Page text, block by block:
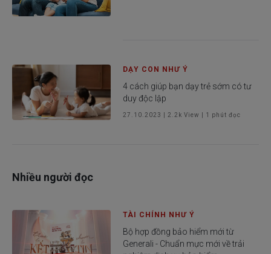
DẠY CON NHƯ Ý
4 cách giúp bạn dạy trẻ sớm có tư
duy độc lập
27.10.2023 |2.2k View | 1 phút đọc
Nhiều người đọc
TÀI CHÍNH NHƯ Ý
Bộ hợp đồng bảo hiểm mới từ
Generali - Chuẩn mực mới về trải